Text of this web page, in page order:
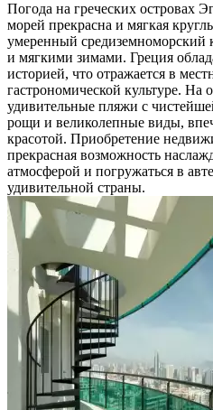
Погода на греческих островах
морей прекрасна и мягкая
умеренный средиземноморский
и мягкими зимами. Греция
историей, что отражается в
гастрономической культуре. На
удивительные пляжи с
рощи и великолепные виды,
красотой. Приобретение
прекрасная возможность
атмосферой и погружаться в
удивительной страны.